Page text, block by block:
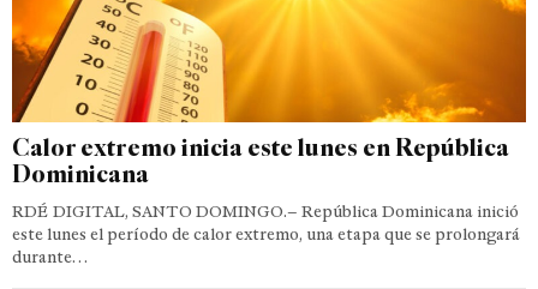
Calor extremo inicia este lunes en República
Dominicana
RDÉ DIGITAL, SANTO DOMINGO.– República Dominicana inició
este lunes el período de calor extremo, una etapa que se prolongará
durante…